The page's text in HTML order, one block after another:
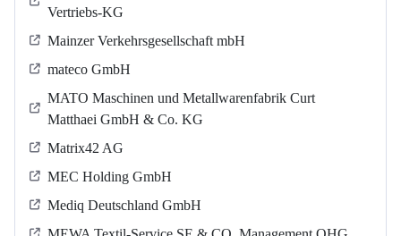
Vertriebs-KG
Mainzer Verkehrsgesellschaft mbH
mateco GmbH
MATO Maschinen und Metallwarenfabrik Curt
Matthaei GmbH & Co. KG
Matrix42 AG
MEC Holding GmbH
Mediq Deutschland GmbH